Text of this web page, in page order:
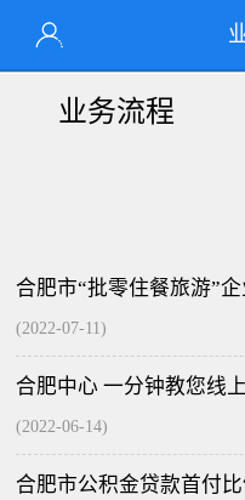
业务流程
合肥市“批零住餐旅游”
(2022-07-11)
合肥中心 一分钟教您线
(2022-06-14)
合肥市公积金贷款首付